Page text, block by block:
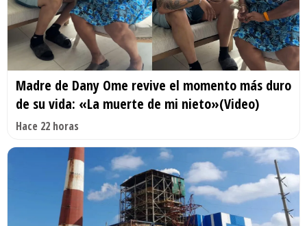
Madre de Dany Ome revive el momento más duro
de su vida: «La muerte de mi nieto»(Video)
Hace 22 horas